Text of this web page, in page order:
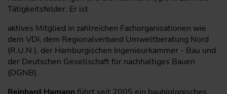
Tätigkeitsfelder. Er ist
aktives Mitglied in zahlreichen Fachorganisationen wie
dem VDI, dem Regionalverband Umweltberatung Nord
(R.U.N.), der Hamburgischen Ingenieurkammer - Bau und
der Deutschen Gesellschaft für nachhaltiges Bauen
(DGNB).